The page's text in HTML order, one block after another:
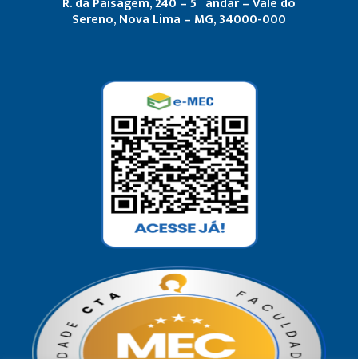
Sereno, Nova Lima – MG, 34000-000